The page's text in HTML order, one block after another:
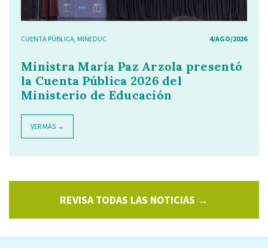
CUENTA PÚBLICA, MINEDUC 4/AGO/2026
Ministra María Paz Arzola presentó
la Cuenta Pública 2026 del
Ministerio de Educación
VER MÁS →
REVISA TODAS LAS NOTICIAS →